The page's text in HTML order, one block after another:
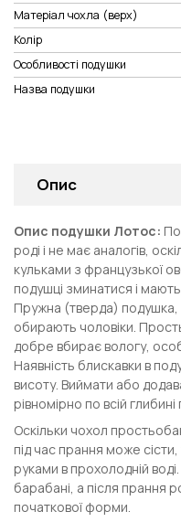
Матеріал чохла (верх)
Колір
Особливості подушки
Назва подушки
Опис
Опис подушки Лотос:
роді і не має аналогів,
кульками з французької
подушці зминатися і
Пружна (тверда) подушка,
обирають чоловіки.
добре вбирає вологу,
Наявність блискавки в
висоту. Виймати або
рівномірно по всій
Оскільки чохол
під час прання може
руками в прохолодній
барабані, а після прання
початкової форми.